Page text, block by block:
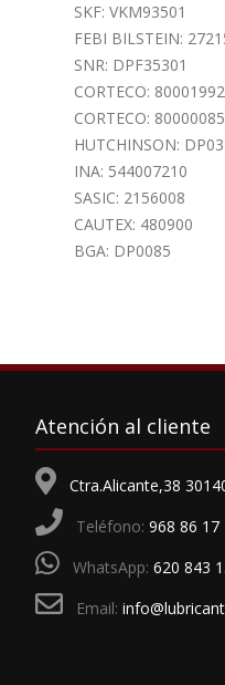
SKF: VKM93501
FEBI BILSTEIN:
SNR: DPF35301
CORTECO: 80001992
CORTECO: 80000085
HUTCHINSON:
INA: 544007210
SASIC: 2156008
CAUTEX: 480900
BGA: DP0085
Atención al cliente
Ctra.Alicante,38
Teléfono: 968 86 17
WhatsApp: 620 843
Email: